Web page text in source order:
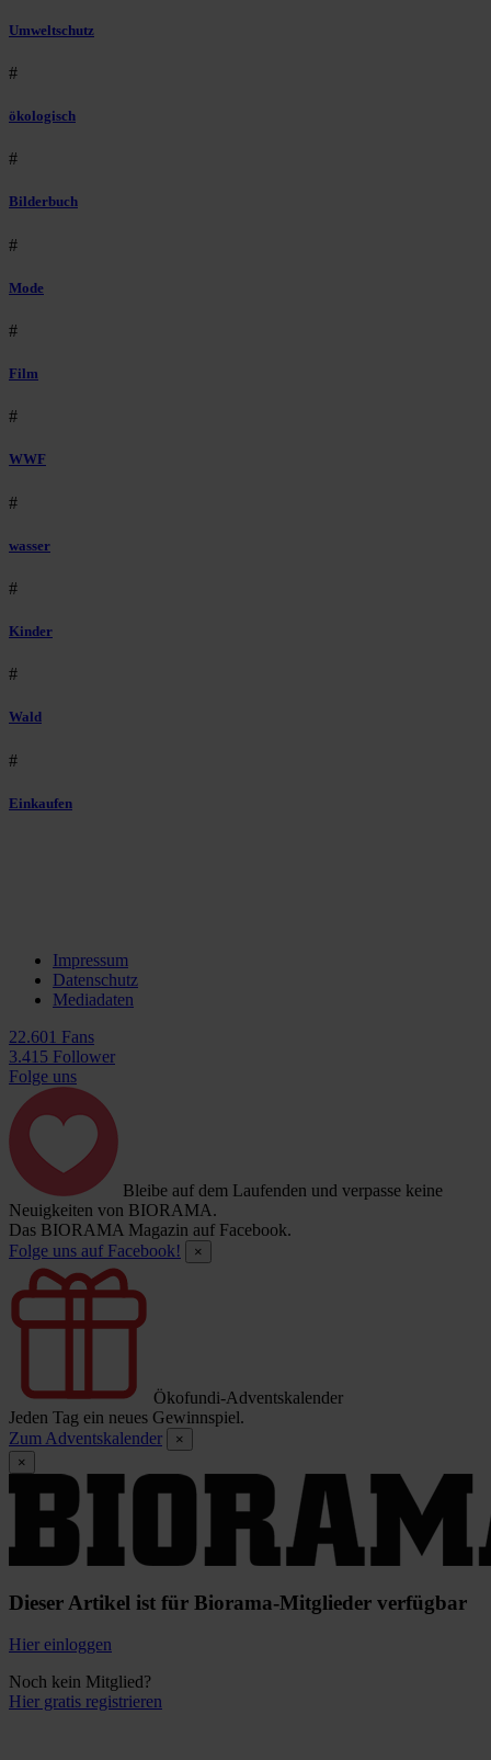
Umweltschutz
#
ökologisch
#
Bilderbuch
#
Mode
#
Film
#
WWF
#
wasser
#
Kinder
#
Wald
#
Einkaufen
Impressum
Datenschutz
Mediadaten
22.601 Fans
3.415 Follower
Folge uns
Bleibe auf dem Laufenden und verpasse keine
Neuigkeiten von BIORAMA.
Das BIORAMA Magazin auf Facebook.
Folge uns auf Facebook!
×
Ökofundi-Adventskalender
Jeden Tag ein neues Gewinnspiel.
Zum Adventskalender
×
×
Dieser Artikel ist für Biorama-Mitglieder verfügbar
Hier einloggen
Noch kein Mitglied?
Hier gratis registrieren